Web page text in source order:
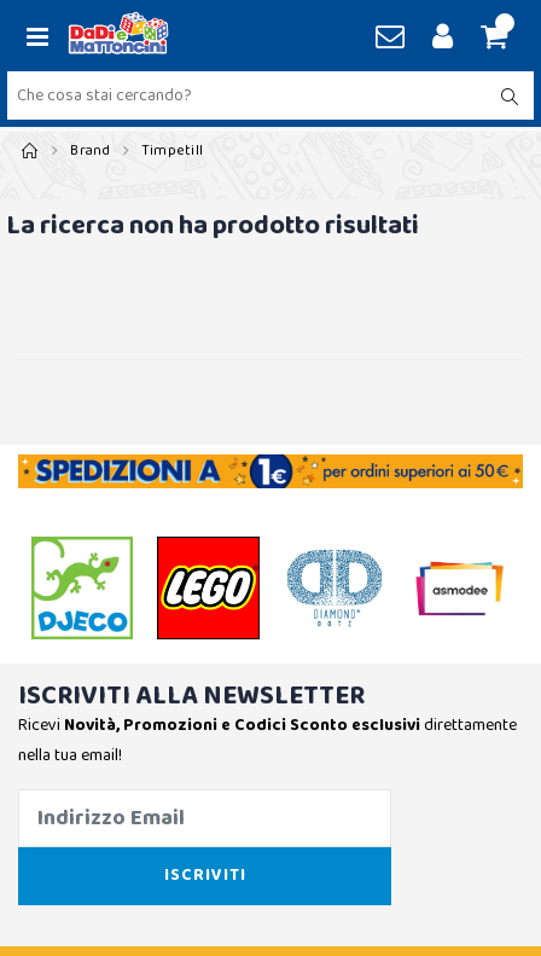
Brand Timpetill
La ricerca non ha prodotto risultati
ISCRIVITI ALLA NEWSLETTER
Ricevi Novità, Promozioni e Codici Sconto esclusividirettamente
nella tua email!